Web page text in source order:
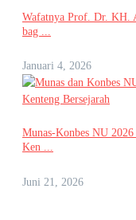
Wafatnya Prof. Dr. KH.
bag ...
Januari 4, 2026
Munas-Konbes NU
Ken ...
Juni 21, 2026